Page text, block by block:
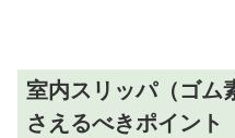
室内スリッパ（ゴム
さえるべきポイント